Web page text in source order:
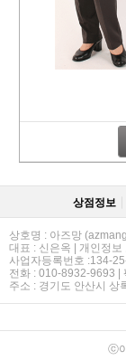
상점정보
상호명 : 아즈망
대표 : 신은옥 | 개인정보
사업자등록번호 :134-
전화 : 010-8932-9693 |
주소 : 경기도 안산시
ⓒ